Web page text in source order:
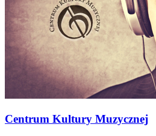
Centrum Kultury Muzycznej